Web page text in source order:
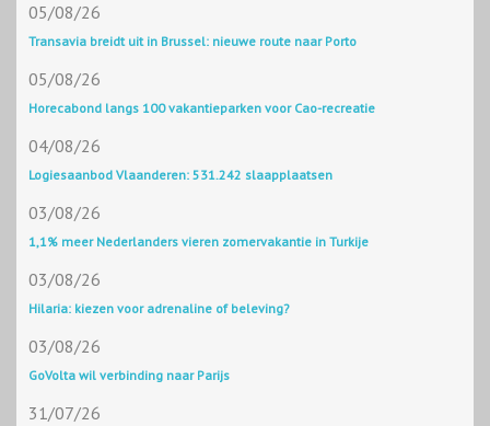
05/08/26
Transavia breidt uit in Brussel: nieuwe route naar Porto
05/08/26
Horecabond langs 100 vakantieparken voor Cao-recreatie
04/08/26
Logiesaanbod Vlaanderen: 531.242 slaapplaatsen
03/08/26
1,1% meer Nederlanders vieren zomervakantie in Turkije
03/08/26
Hilaria: kiezen voor adrenaline of beleving?
03/08/26
GoVolta wil verbinding naar Parijs
31/07/26